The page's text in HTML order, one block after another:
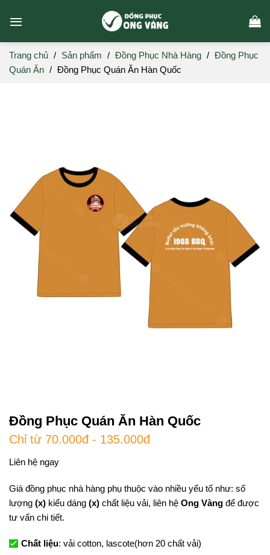
Trang chủ / Sản phẩm / Đồng Phục Nhà Hàng / Đồng Phục
Quán Ăn / Đồng Phục Quán Ăn Hàn Quốc
Đồng Phục Quán Ăn Hàn Quốc
Chỉ từ 70.000đ - 135.000đ
Liên hệ ngay
Giá đồng phục nhà hàng phụ thuộc vào nhiều yếu tố như: số
lượng (x)kiểu dáng (x) chất liệu vải, liên hệ Ong Vàngđể được
tư vấn chi tiết.
Chất liệu: vải cotton, lascote(hơn 20 chất vải)